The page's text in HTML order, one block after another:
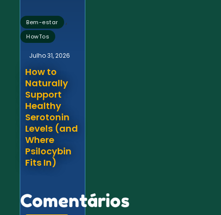
Bem-estar ,
HowTos
Julho 31, 2026
How to
Naturally
Support
Healthy
Serotonin
Levels (and
Where
Psilocybin
Fits In)
Comentários